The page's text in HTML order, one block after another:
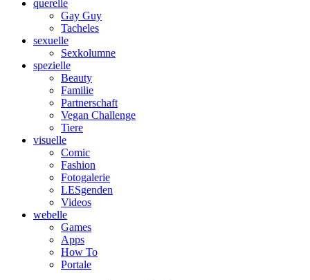
querelle
Gay Guy
Tacheles
sexuelle
Sexkolumne
spezielle
Beauty
Familie
Partnerschaft
Vegan Challenge
Tiere
visuelle
Comic
Fashion
Fotogalerie
LESgenden
Videos
webelle
Games
Apps
How To
Portale